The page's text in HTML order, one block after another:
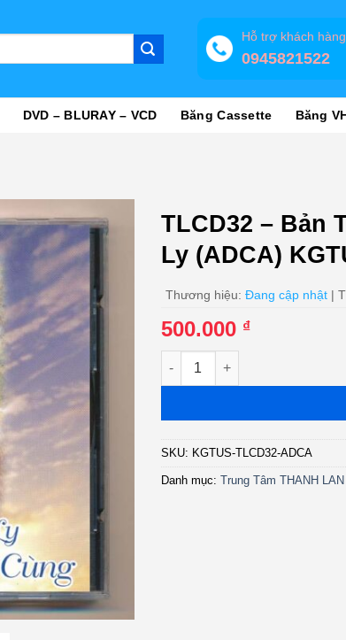
Hỗ trợ khách hàng
0945821522
DVD – BLURAY – VCD Băng Cassette Băng
TLCD32 – Bản
Ly (ADCA)
Thương hiệu: Đang cập nhật |
500.000 ₫
TLCD32 - Bản Tango Cuối
SKU: KGTUS-TLCD32-ADCA
Danh mục: Trung Tâm THANH LAN